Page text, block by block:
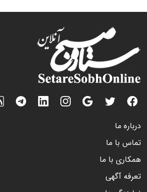
درباره ما
تماس با ما
همکاری با ما
تعرفه آگهی